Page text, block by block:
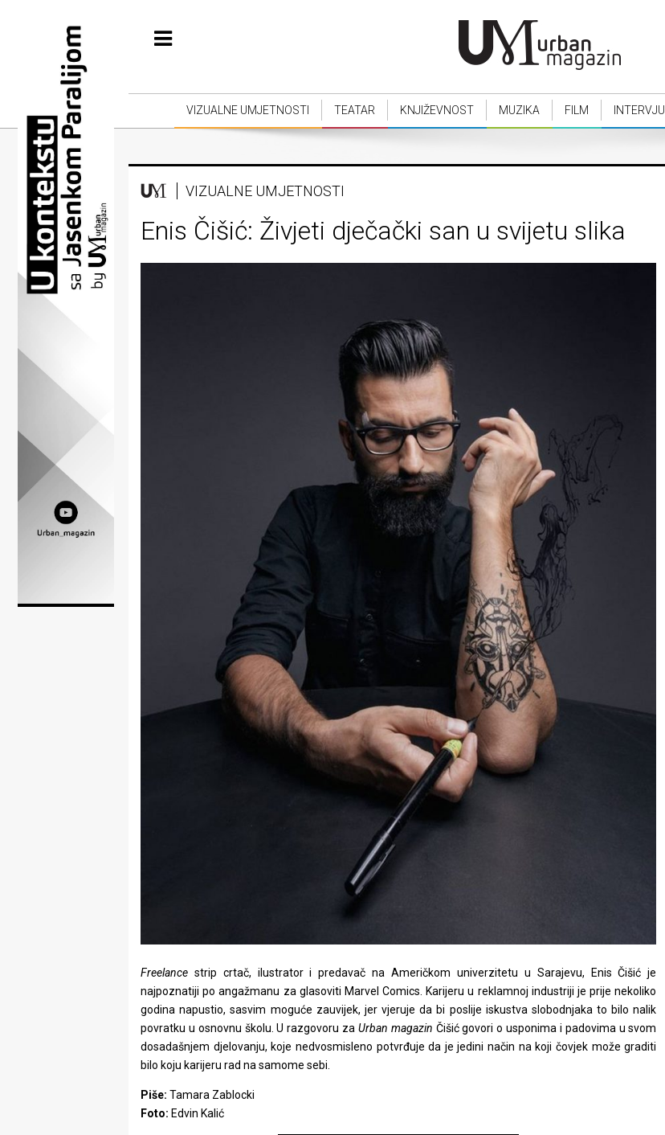
Vizualne
umjetnosti
Teatar
Književnost
Muzika
Film
Intervju
Kolumne
Lifestyle
Beauty
Zdravlje
stolom
u
VIZUALNE UMJETNOSTI TEATAR KNJIŽEVNOST MUZIKA FILM INTERVJU
VIZUALNE UMJETNOSTI
Enis Čišić: Živjeti dječački san u svijetu slika
Freelance strip crtač, ilustrator i predavač na Američkom univerzitetu u Sarajevu, Enis Čišić je
najpoznatiji po angažmanu za glasoviti Marvel Comics. Karijeru u reklamnoj industriji je prije nekoliko
godina napustio, sasvim moguće zauvijek, jer vjeruje da bi poslije iskustva slobodnjaka to bilo nalik
povratku u osnovnu školu. U razgovoru za Urban magazin Čišić govori o usponima i padovima u svom
dosadašnjem djelovanju, koje nedvosmisleno potvrđuje da je jedini način na koji čovjek može graditi
bilo koju karijeru rad na samome sebi.
Piše: Tamara Zablocki
Foto: Edvin Kalić